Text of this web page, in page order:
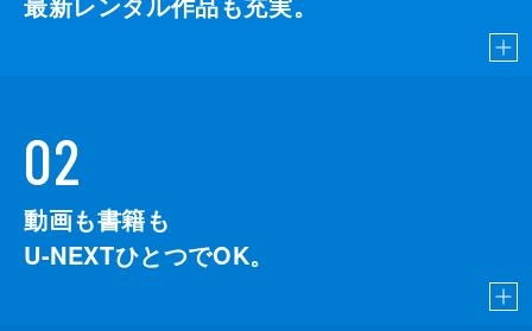
02
動画も書籍も
U-NEXTひとつでOK。